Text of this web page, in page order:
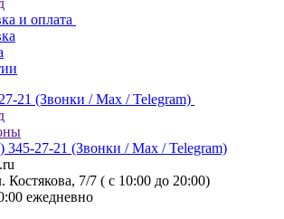
и оплата
21 (Звонки / Max / Telegram)
345-27-21 (Звонки / Max / Telegram)
Костякова, 7/7 ( с 10:00 до 20:00)
ежедневно